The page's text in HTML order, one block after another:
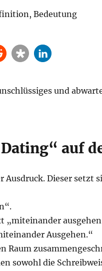
und
auf
Dieser setzt
„miteinander
Ausgehen.“
Raum
sowohl die